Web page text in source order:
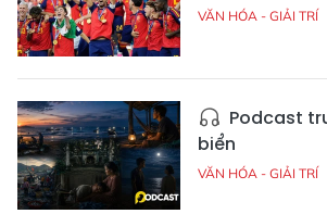
VĂN HÓA - GIẢI TRÍ
Podcast
biển
VĂN HÓA - GIẢI TRÍ